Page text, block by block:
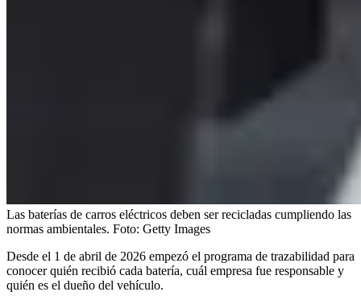
Las baterías de carros eléctricos deben ser recicladas cumpliendo las
normas ambientales. Foto: Getty Images
Desde el 1 de abril de 2026 empezó el programa de trazabilidad para
conocer quién recibió cada batería, cuál empresa fue responsable y
quién es el dueño del vehículo.